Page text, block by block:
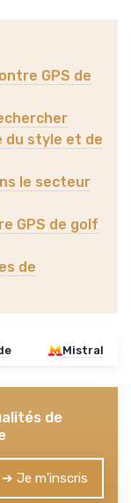
GPS de
du style et de
le secteur
GPS de golf
de
Mistral
de
➔ Je m'inscris